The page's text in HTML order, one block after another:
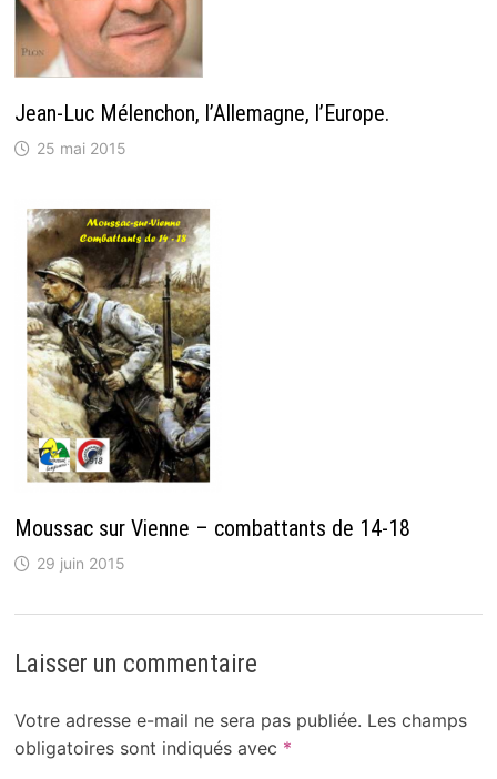
Jean-Luc Mélenchon, l’Allemagne, l’Europe.
25 mai 2015
Moussac sur Vienne – combattants de 14-18
29 juin 2015
Laisser un commentaire
Votre adresse e-mail ne sera pas publiée. Les champs
obligatoires sont indiqués avec *